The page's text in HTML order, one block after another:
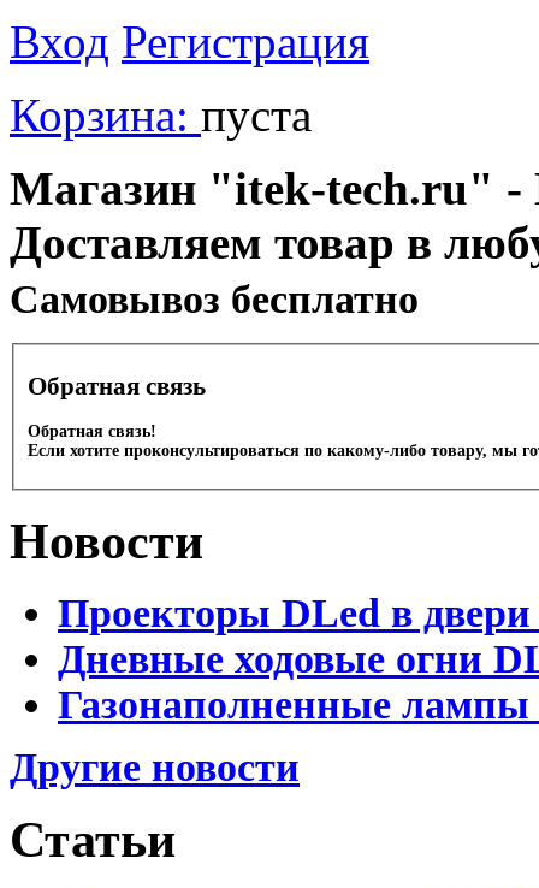
Вход Регистрация
Корзина: пуста
Магазин "itek-tech.ru" -
Доставляем товар в
Cамовывоз бесплатно
Обратная связь
Обратная связь!
Если хотите проконсультироваться по какому-либо товару, мы
Новости
Проекторы DLed в
Дневные ходовые огни
Газонаполненные
Другие новости
Статьи